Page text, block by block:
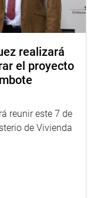
la cadena de valor,
histórico centro
como muchas otras
naturales, estos no
para las mayorías.
realizará
el proyecto
reunir este 7 de
de Vivienda